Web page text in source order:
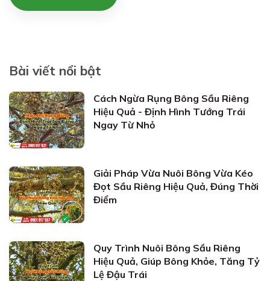
Bài viết nổi bật
Cách Ngừa Rụng Bông Sầu Riêng
Hiệu Quả - Định Hình Tướng Trái
Ngay Từ Nhỏ
Giải Pháp Vừa Nuôi Bông Vừa Kéo
Đọt Sầu Riêng Hiệu Quả, Đúng Thời
Điểm
Quy Trình Nuôi Bông Sầu Riêng
Hiệu Quả, Giúp Bông Khỏe, Tăng Tỷ
Lệ Đậu Trái